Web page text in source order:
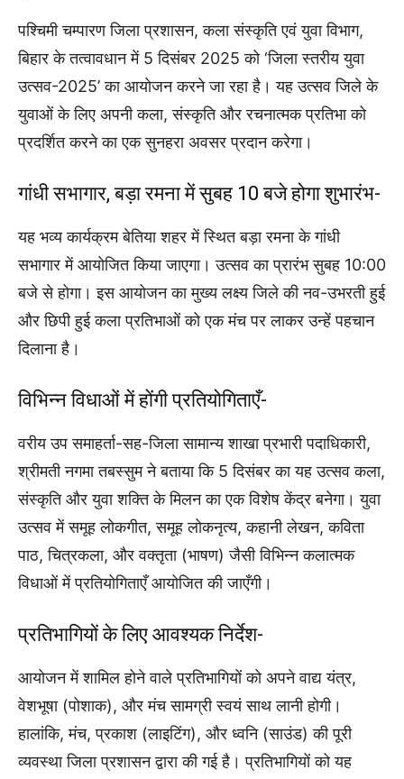
पश्चिमी चम्पारण जिला प्रशासन, कला संस्कृति एवं युवा विभाग,
बिहार के तत्वावधान में 5 दिसंबर 2025 को ‘जिला स्तरीय युवा
उत्सव-2025’ का आयोजन करने जा रहा है। यह उत्सव जिले के
युवाओं के लिए अपनी कला, संस्कृति और रचनात्मक प्रतिभा को
प्रदर्शित करने का एक सुनहरा अवसर प्रदान करेगा।
गांधी सभागार, बड़ा रमना में सुबह 10 बजे होगा शुभारंभ-
यह भव्य कार्यक्रम बेतिया शहर में स्थित बड़ा रमना के गांधी
सभागार में आयोजित किया जाएगा। उत्सव का प्रारंभ सुबह 10:00
बजे से होगा। इस आयोजन का मुख्य लक्ष्य जिले की नव-उभरती हुई
और छिपी हुई कला प्रतिभाओं को एक मंच पर लाकर उन्हें पहचान
दिलाना है।
विभिन्न विधाओं में होंगी प्रतियोगिताएँ-
वरीय उप समाहर्ता-सह-जिला सामान्य शाखा प्रभारी पदाधिकारी,
श्रीमती नगमा तबस्सुम ने बताया कि 5 दिसंबर का यह उत्सव कला,
संस्कृति और युवा शक्ति के मिलन का एक विशेष केंद्र बनेगा। युवा
उत्सव में समूह लोकगीत, समूह लोकनृत्य, कहानी लेखन, कविता
पाठ, चित्रकला, और वक्तृता (भाषण) जैसी विभिन्न कलात्मक
विधाओं में प्रतियोगिताएँ आयोजित की जाएँगी।
प्रतिभागियों के लिए आवश्यक निर्देश-
आयोजन में शामिल होने वाले प्रतिभागियों को अपने वाद्य यंत्र,
वेशभूषा (पोशाक), और मंच सामग्री स्वयं साथ लानी होगी।
हालांकि, मंच, प्रकाश (लाइटिंग), और ध्वनि (साउंड) की पूरी
व्यवस्था जिला प्रशासन द्वारा की गई है। प्रतिभागियों को यह